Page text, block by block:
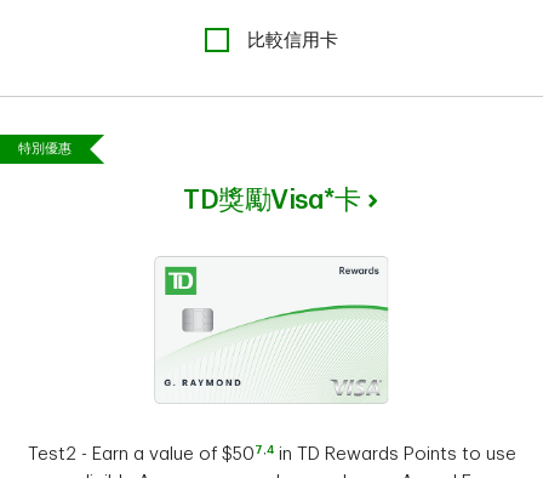
比較信用卡
特別優惠
TD獎勵Visa*卡
Test2 - Earn a value of $50 7 4in TD Rewards Points to use